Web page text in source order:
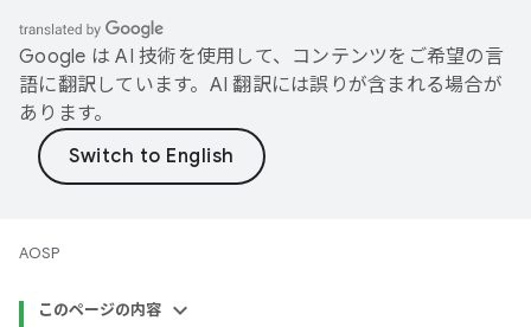
Google は AI 技術を使用して、コンテンツをご希望の言
語に翻訳しています。AI 翻訳には誤りが含まれる場合が
あります。
AOSP
このページの内容